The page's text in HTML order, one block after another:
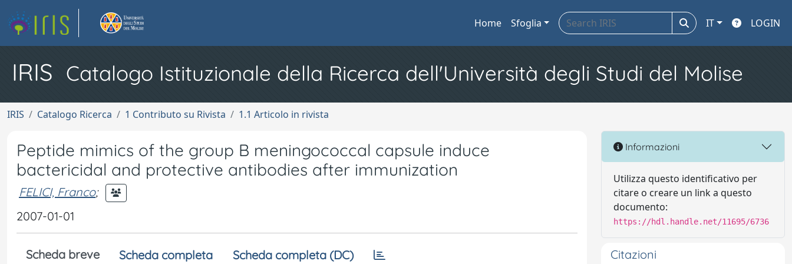
Home Sfoglia IT LOGIN
IRIS Catalogo Istituzionale della Ricerca dell'Università degli Studi del Molise
IRIS Catalogo Ricerca 1 Contributo su Rivista 1.1 Articolo in rivista
Peptide mimics of the group B meningococcal capsule induce
bactericidal and protective antibodies after immunization
FELICI, Franco;
2007-01-01
Scheda breve Scheda completa Scheda completa (DC)
Informazioni
Utilizza questo identificativo per
citare o creare un link a questo
documento:
https://hdl.handle.net/11695/6736
Citazioni